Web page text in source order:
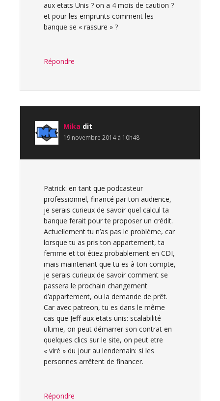
aux etats Unis ? on a 4 mois de caution ?
et pour les emprunts comment les
banque se « rassure » ?
Répondre
Mika dit
19 novembre 2014 à 10h48
Patrick: en tant que podcasteur
professionnel, financé par ton audience,
je serais curieux de savoir quel calcul ta
banque ferait pour te proposer un crédit.
Actuellement tu n’as pas le problème, car
lorsque tu as pris ton appartement, ta
femme et toi étiez probablement en CDI,
mais maintenant que tu es à ton compte,
je serais curieux de savoir comment se
passera le prochain changement
d’appartement, ou la demande de prêt.
Car avec patreon, tu es dans le même
cas que Jeff aux etats unis: scalabilité
ultime, on peut démarrer son contrat en
quelques clics sur le site, on peut etre
« viré » du jour au lendemain: si les
personnes arrêtent de financer.
Répondre